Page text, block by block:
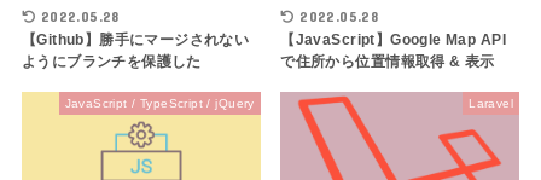
2022.05.28
【Github】勝手にマージされない
ようにブランチを保護した
2022.05.28
【JavaScript】Google Map API
で住所から位置情報取得 & 表示
JavaScript / TypeScript / jQuery Laravel